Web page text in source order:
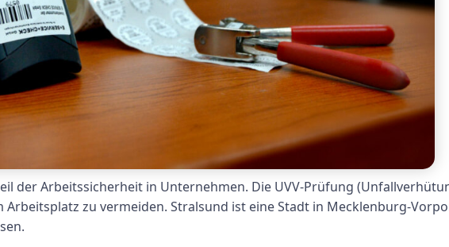
der Arbeitssicherheit in Unternehmen. Die UVV-Prüfung
zu vermeiden. Stralsund ist eine Stadt in Mecklenburg-